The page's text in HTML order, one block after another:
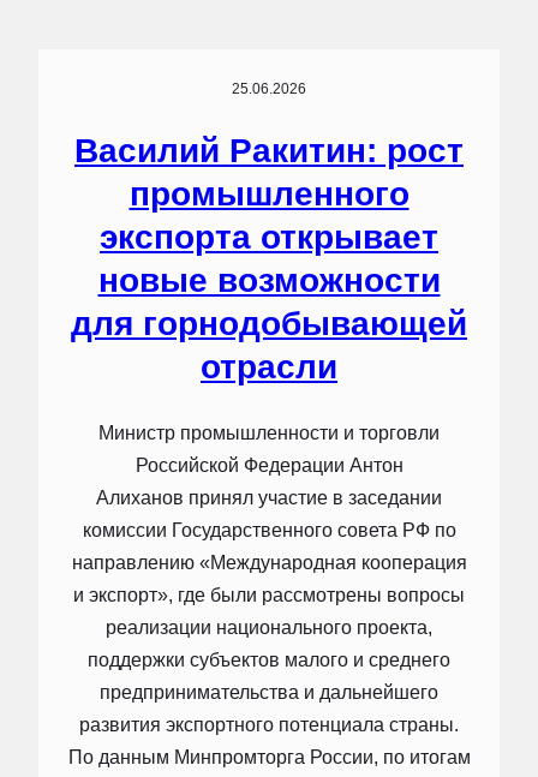
25.06.2026
Василий Ракитин: рост
промышленного
экспорта открывает
новые возможности
для горнодобывающей
отрасли
Министр промышленности и торговли
Российской Федерации Антон
Алиханов принял участие в заседании
комиссии Государственного совета РФ по
направлению «Международная кооперация
и экспорт», где были рассмотрены вопросы
реализации национального проекта,
поддержки субъектов малого и среднего
предпринимательства и дальнейшего
развития экспортного потенциала страны.
По данным Минпромторга России, по итогам